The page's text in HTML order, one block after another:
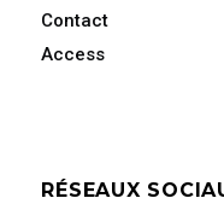
Contact
Access
RÉSEAUX